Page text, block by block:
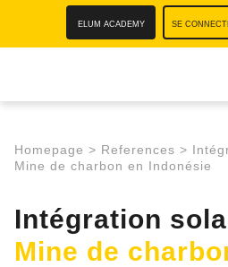
ELUM ACADEMY SE
Homepage > References >
Mine de charbon en Indonésie​
Intégration
Mine de